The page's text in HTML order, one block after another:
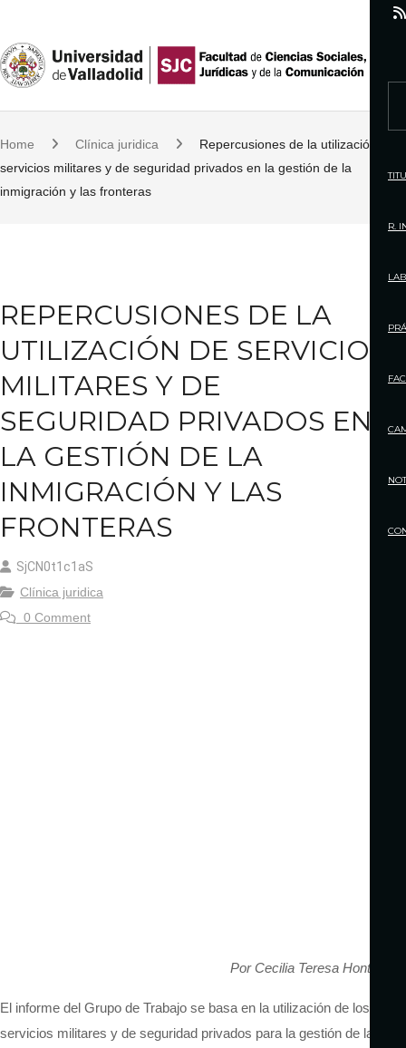
i
t
o
c
o
Home Clínica juridica
Repercusiones de la utilización de
servicios militares y de seguridad privados en la gestión de la
inmigración y las fronteras
REPERCUSIONES DE LA
UTILIZACIÓN DE SERVICIOS
MILITARES Y DE
SEGURIDAD PRIVADOS EN
LA GESTIÓN DE LA
INMIGRACIÓN Y LAS
FRONTERAS
SjCN0t1c1aS
Clínica juridica
0 Comment
Por Cecilia Teresa Hontoria
El informe del Grupo de Trabajo se basa en la utilización de los
servicios militares y de seguridad privados para la gestión de las
r
h
o
:
R.